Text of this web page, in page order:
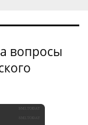
вопросы